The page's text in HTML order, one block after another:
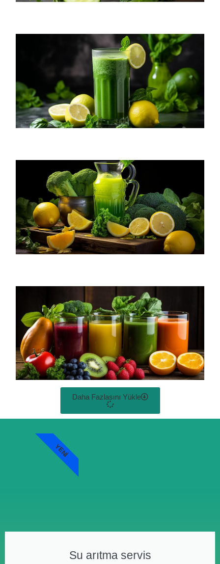
Daha Fazlasını Yükle
Su arıtma servis
YENI